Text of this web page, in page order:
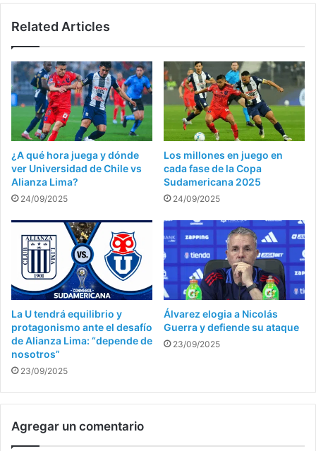
Related Articles
¿A qué hora juega y dónde
ver Universidad de Chile vs
Alianza Lima?
24/09/2025
Los millones en juego en
cada fase de la Copa
Sudamericana 2025
24/09/2025
La U tendrá equilibrio y
protagonismo ante el desafío
de Alianza Lima: “depende de
nosotros”
23/09/2025
Álvarez elogia a Nicolás
Guerra y defiende su ataque
23/09/2025
Agregar un comentario